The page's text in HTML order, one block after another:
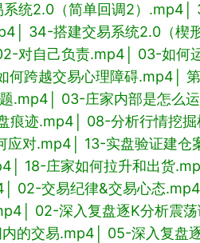
系统2.0（简单回调2）.mp4
│ 34-搭建交易系统2.0（楔
对自己负责.mp4 │ 03-如何
何跨越交易心理障碍.mp4 │
.mp4 │ 03-庄家内部是怎么
痕迹.mp4 │ 08-分析行情挖
应对.mp4 │ 13-实盘验证建仓
│ 18-庄家如何拉升和出货
│ 02-交易纪律&交易心态.mp4
│ 02-深入复盘逐K分析震
内的交易.mp4 │ 05-深入复盘